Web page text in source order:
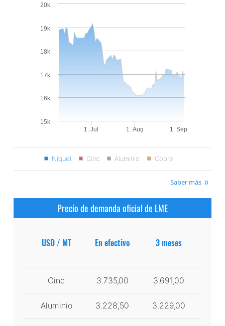
1. Jul 1. Aug 1. Sep
15k
16k
17k
18k
19k
20k
Níquel Cinc Aluminio Cobre
Saber más
Precio de demanda oficial de LME
USD / MT En efectivo 3 meses
Cinc 3.735,00 3.691,00
Aluminio 3.228,50 3.229,00